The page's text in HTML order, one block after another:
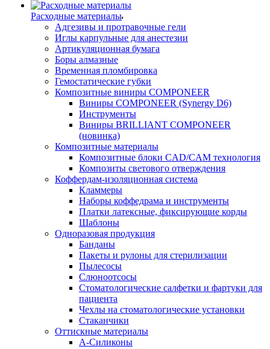
Расходные материалы
Адгезивы и протравочные гели
Иглы карпульные для анестезии
Артикуляционная бумага
Боры алмазные
Временная пломбировка
Гемостатические губки
Композитные виниры COMPONEER
Виниры COMPONEER (Synergy D6)
Инструменты
Виниры BRILLIANT COMPONEER
(новинка)
Композитные материалы
Композитные блоки CAD/СAM технология
Композиты светового отверждения
Коффердам-изоляционная система
Кламмеры
Наборы коффедрама и инструменты
Платки латексные, фиксирующие корды
Шаблоны
Одноразовая продукция
Банданы
Пакеты и рулоны для стерилизации
Пылесосы
Слюноотсосы
Стоматологические салфетки и фартуки для
пациента
Чехлы на стоматологические установки
Стаканчики
Оттискные материалы
А-Силиконы